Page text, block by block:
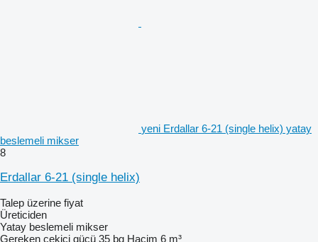
yeni Erdallar 6-21 (single helix) yatay
beslemeli mikser
8
Erdallar 6-21 (single helix)
Talep üzerine fiyat
Üreticiden
Yatay beslemeli mikser
Gereken çekici gücü 35 bg Hacim 6 m³